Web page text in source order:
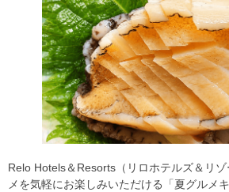
Relo Hotels＆Resorts（リロホテルズ＆リ
メを気軽にお楽しみいただける「夏グルメ